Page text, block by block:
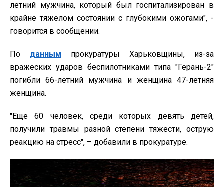
летний мужчина, который был госпитализирован в
крайне тяжелом состоянии с глубокими ожогами", -
говорится в сообщении.
По данным прокуратуры Харьковщины, из-за
вражеских ударов беспилотниками типа "Герань-2"
погибли 66-летний мужчина и женщина 47-летняя
женщина.
"Еще 60 человек, среди которых девять детей,
получили травмы разной степени тяжести, острую
реакцию на стресс", – добавили в прокуратуре.